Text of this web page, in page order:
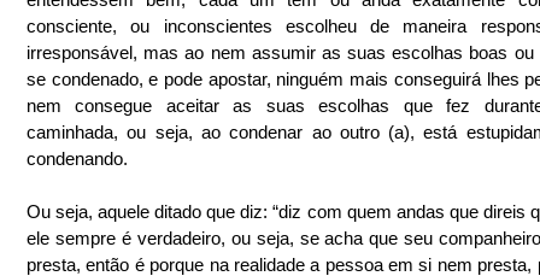
consciente, ou inconscientes escolheu de maneira
irresponsável, mas ao nem assumir as suas escolhas boas ou
se condenado, e pode apostar, ninguém mais conseguirá lhes
nem consegue aceitar as suas escolhas que fez
caminhada, ou seja, ao condenar ao outro (a), está
condenando.
Ou seja, aquele ditado que diz: “diz com quem andas que direis
ele sempre é verdadeiro, ou seja, se acha que seu
presta, então é porque na realidade a pessoa em si nem presta,